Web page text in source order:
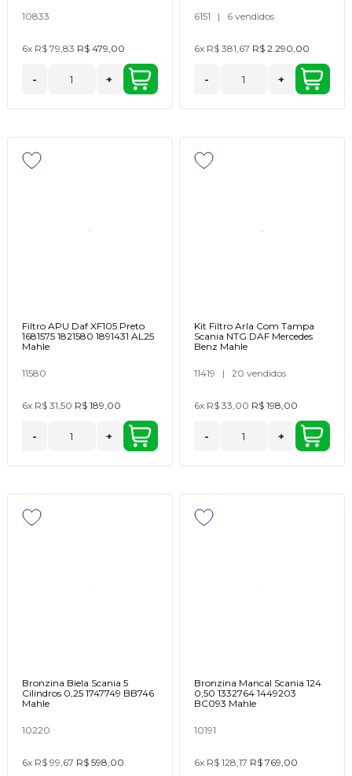
10833
6x R$ 79,83 R$ 479,00
- +
6151 | 6 vendidos
6x R$ 381,67 R$ 2.290,00
- +
Filtro APU Daf XF105 Preto
1681575 1821580 1891431 AL25
Mahle
11580
6x R$ 31,50 R$ 189,00
- +
Kit Filtro Arla Com Tampa
Scania NTG DAF Mercedes
Benz Mahle
11419 | 20 vendidos
6x R$ 33,00 R$ 198,00
- +
Bronzina Biela Scania 5
Cilindros 0,25 1747749 BB746
Mahle
10220
6x R$ 99,67 R$ 598,00
Bronzina Mancal Scania 124
0,50 1332764 1449203
BC093 Mahle
10191
6x R$ 128,17 R$ 769,00